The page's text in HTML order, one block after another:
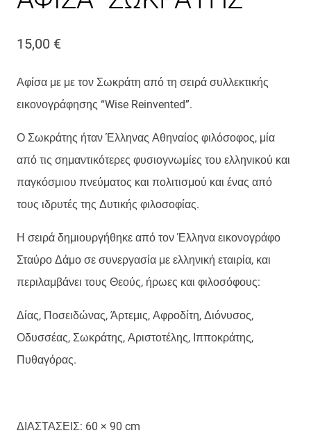
15,00 €
Αφίσα με με τον Σωκράτη από τη σειρά συλλεκτικής
εικονογράφησης “Wise Reinvented”.
Ο Σωκράτης ήταν Έλληνας Αθηναίος φιλόσοφος, μία
από τις σημαντικότερες φυσιογνωμίες του ελληνικού και
παγκόσμιου πνεύματος και πολιτισμού και ένας από
τους ιδρυτές της Δυτικής φιλοσοφίας.
Η σειρά δημιουργήθηκε από τον Έλληνα εικονογράφο
Σταύρο Δάμο σε συνεργασία με ελληνική εταιρία, και
περιλαμβάνει τους Θεούς, ήρωες και φιλοσόφους:
Δίας, Ποσειδώνας, Άρτεμις, Αφροδίτη, Διόνυσος,
Οδυσσέας, Σωκράτης, Αριστοτέλης, Ιπποκράτης,
Πυθαγόρας.
ΔΙΑΣΤΑΣΕΙΣ: 60 × 90 cm